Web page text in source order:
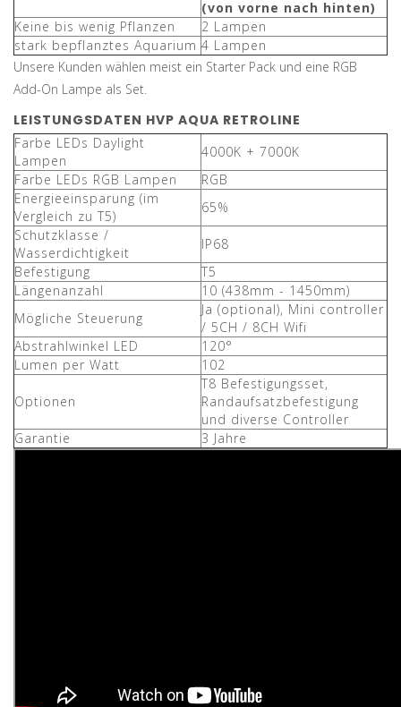
(von vorne nach hinten)
Keine bis wenig Pflanzen
2 Lampen
stark bepflanztes Aquarium 4 Lampen
Unsere Kunden wählen meist ein Starter Pack und eine RGB
Add-On Lampe als Set.
LEISTUNGSDATEN HVP AQUA RETROLINE
Farbe LEDs Daylight
Lampen
4000K + 7000K
Farbe LEDs RGB Lampen
RGB
Energieeinsparung (im
Vergleich zu T5)
65%
Schutzklasse /
Wasserdichtigkeit
IP68
Befestigung
T5
Längenanzahl
10 (438mm - 1450mm)
Mögliche Steuerung
Ja (optional), Mini controller
/ 5CH / 8CH Wifi
Abstrahlwinkel LED
120°
Lumen per Watt
102
Optionen
T8 Befestigungsset,
Randaufsatzbefestigung
und diverse Controller
Garantie
3 Jahre